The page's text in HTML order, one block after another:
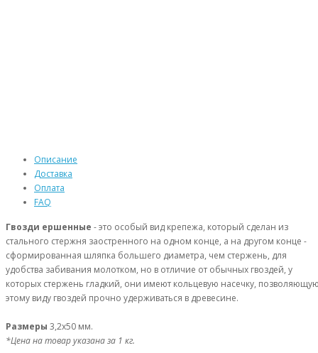
Описание
Доставка
Оплата
FAQ
Гвозди ершенные - это особый вид крепежа, который сделан из
стального стержня заостренного на одном конце, а на другом конце -
сформированная шляпка большего диаметра, чем стержень, для
удобства забивания молотком, но в отличие от обычных гвоздей, у
которых стержень гладкий, они имеют кольцевую насечку,
этому виду гвоздей прочно удерживаться в древесине.
Размеры 3,2х50 мм.
*Цена на товар указана за 1 кг.